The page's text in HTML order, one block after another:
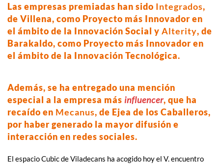
Las empresas premiadas han sido Integrados,
de Villena, como Proyecto más Innovador en
el ámbito de la Innovación Social y Alterity, de
Barakaldo, como Proyecto más Innovador en
el ámbito de la Innovación Tecnológica.
Además, se ha entregado una mención
especial a la empresa más influencer, que ha
recaído en Mecanus, de Ejea de los Caballeros,
por haber generado la mayor difusión e
interacción en redes sociales.
El espacio Cubic de Viladecans ha acogido hoy el V. encuentro